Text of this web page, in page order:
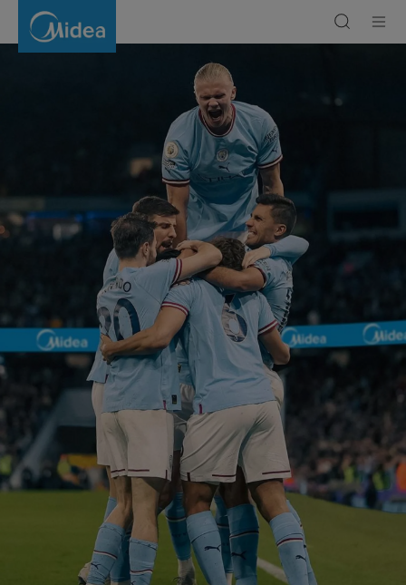
Manchester